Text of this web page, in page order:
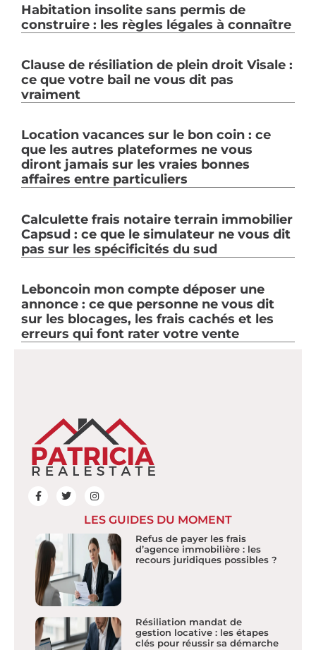
Habitation insolite sans permis de
construire : les règles légales à connaître
Clause de résiliation de plein droit Visale :
ce que votre bail ne vous dit pas
vraiment
Location vacances sur le bon coin : ce
que les autres plateformes ne vous
diront jamais sur les vraies bonnes
affaires entre particuliers
Calculette frais notaire terrain immobilier
Capsud : ce que le simulateur ne vous dit
pas sur les spécificités du sud
Leboncoin mon compte déposer une
annonce : ce que personne ne vous dit
sur les blocages, les frais cachés et les
erreurs qui font rater votre vente
LES GUIDES DU MOMENT
Refus de payer les frais
d’agence immobilière : les
recours juridiques possibles ?
Résiliation mandat de
gestion locative : les étapes
clés pour réussir sa démarche